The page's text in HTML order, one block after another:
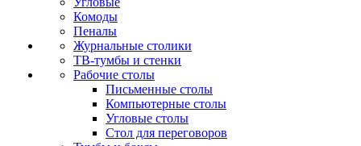
Комоды
Пеналы
Журнальные столики
ТВ‑тумбы и стенки
Рабочие столы
Письменные столы
Компьютерные столы
Угловые столы
Стол для переговоров